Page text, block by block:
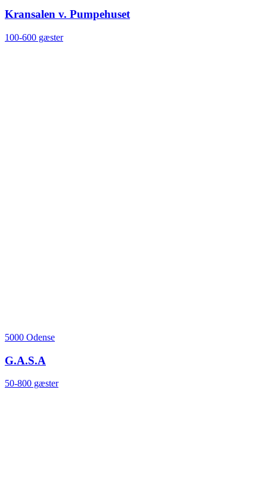
Kransalen v. Pumpehuset
100-600 gæster
5000 Odense
G.A.S.A
50-800 gæster